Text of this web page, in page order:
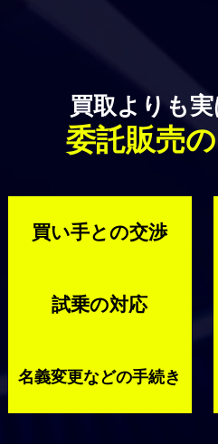
買取よりも
委託販売
買い手との交渉
試乗の対応
名義変更などの手続き